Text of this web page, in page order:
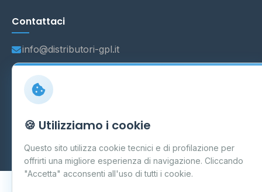
Contattaci
info@distributori-gpl.it
Carpi P.IVA 03859300364
Aggiornamento quotidiano
🍪 Utilizziamo i cookie
Questo sito utilizza cookie tecnici e di profilazione per
offrirti una migliore esperienza di navigazione. Cliccando
"Accetta" acconsenti all'uso di tutti i cookie.